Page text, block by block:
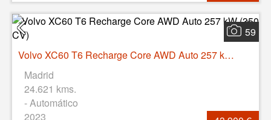
59
Volvo XC60 T6 Recharge Core AWD Auto 257 kW (350 CV)
Madrid
24.621 kms.
- Automático
2023